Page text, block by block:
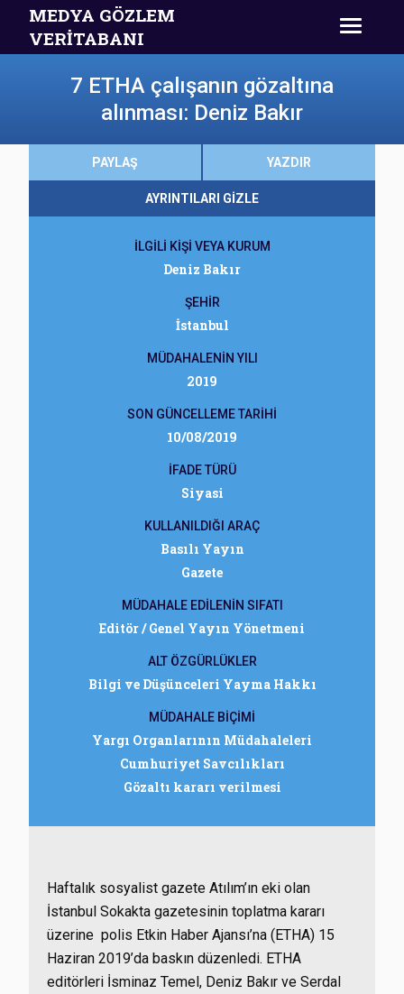
MEDYA GÖZLEM
VERİTABANI
7 ETHA çalışanın gözaltına
alınması: Deniz Bakır
PAYLAŞ YAZDIR
AYRINTILARI GİZLE
İLGİLİ KİŞİ VEYA KURUM
Deniz Bakır
ŞEHİR
İstanbul
MÜDAHALENİN YILI
2019
SON GÜNCELLEME TARİHİ
10/08/2019
İFADE TÜRÜ
Siyasi
KULLANILDIĞI ARAÇ
Basılı Yayın
Gazete
MÜDAHALE EDİLENİN SIFATI
Editör / Genel Yayın Yönetmeni
ALT ÖZGÜRLÜKLER
Bilgi ve Düşünceleri Yayma Hakkı
MÜDAHALE BİÇİMİ
Yargı Organlarının Müdahaleleri
Cumhuriyet Savcılıkları
Gözaltı kararı verilmesi
Haftalık sosyalist gazete Atılım’ın eki olan
İstanbul Sokakta gazetesinin toplatma kararı
üzerine polis Etkin Haber Ajansı’na (ETHA) 15
Haziran 2019’da baskın düzenledi. ETHA
editörleri İsminaz Temel, Deniz Bakır ve Serdal